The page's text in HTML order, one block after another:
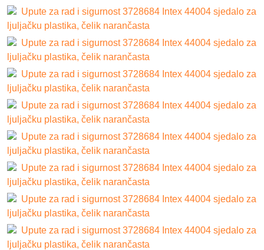
Upute za rad i sigurnost 3728684 Intex 44004 sjedalo za
ljuljačku plastika, čelik narančasta
Upute za rad i sigurnost 3728684 Intex 44004 sjedalo za
ljuljačku plastika, čelik narančasta
Upute za rad i sigurnost 3728684 Intex 44004 sjedalo za
ljuljačku plastika, čelik narančasta
Upute za rad i sigurnost 3728684 Intex 44004 sjedalo za
ljuljačku plastika, čelik narančasta
Upute za rad i sigurnost 3728684 Intex 44004 sjedalo za
ljuljačku plastika, čelik narančasta
Upute za rad i sigurnost 3728684 Intex 44004 sjedalo za
ljuljačku plastika, čelik narančasta
Upute za rad i sigurnost 3728684 Intex 44004 sjedalo za
ljuljačku plastika, čelik narančasta
Upute za rad i sigurnost 3728684 Intex 44004 sjedalo za
ljuljačku plastika, čelik narančasta